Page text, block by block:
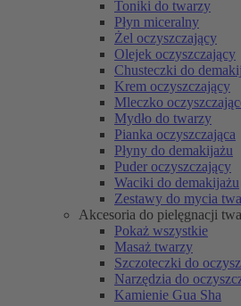
Toniki do twarzy
Płyn miceralny
Żel oczyszczający
Olejek oczyszczający
Chusteczki do
Krem oczyszczający
Mleczko
Mydło do twarzy
Pianka oczyszczająca
Płyny do demakijażu
Puder oczyszczający
Waciki do demakijażu
Zestawy do mycia
Akcesoria do pielęgnacji
Pokaż wszystkie
Masaż twarzy
Szczoteczki do
Narzędzia do
Kamienie Gua Sha